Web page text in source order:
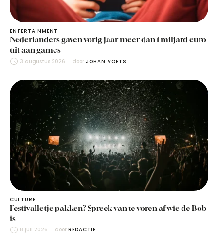
ENTERTAINMENT
Nederlanders gaven vorig jaar meer dan 1 miljard euro
uit aan games
3 augustus 2026 door JOHAN VOETS
CULTURE
Festivalletje pakken? Spreek van te voren af wie de Bob
is
8 juli 2026 door REDACTIE